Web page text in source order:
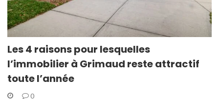
Les 4 raisons pour lesquelles
l’immobilier à Grimaud reste attractif
toute l’année
0